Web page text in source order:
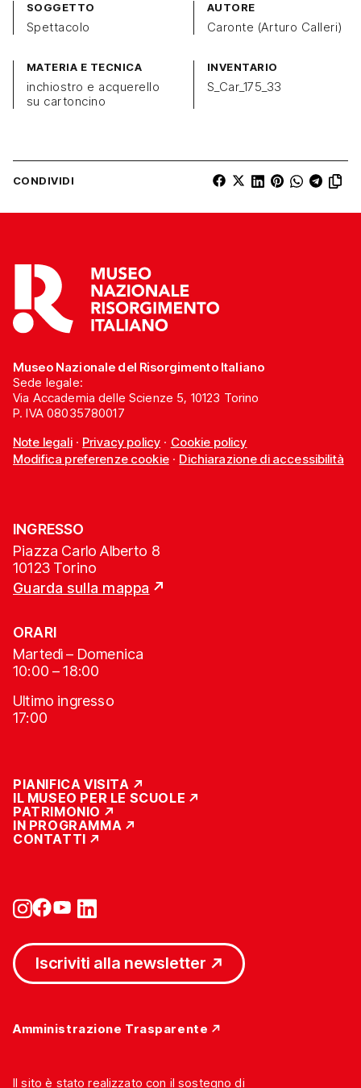
SOGGETTO
Spettacolo
AUTORE
Caronte (Arturo Calleri)
MATERIA E TECNICA
inchiostro e acquerello
su cartoncino
INVENTARIO
S_Car_175_33
CONDIVIDI
Museo Nazionale del Risorgimento Italiano
Sede legale:
Via Accademia delle Scienze 5, 10123 Torino
P. IVA 08035780017
Note legali· Privacy policy · Cookie policy
Modifica preferenze cookie· Dichiarazione di accessibilità
INGRESSO
Piazza Carlo Alberto 8
10123 Torino
Guarda sulla mappa
ORARI
Martedì – Domenica
10:00 – 18:00
Ultimo ingresso
17:00
PIANIFICA VISITA
IL MUSEO PER LE SCUOLE
PATRIMONIO
IN PROGRAMMA
CONTATTI
Iscriviti alla newsletter
Amministrazione Trasparente
Il sito è stato realizzato con il sostegno di